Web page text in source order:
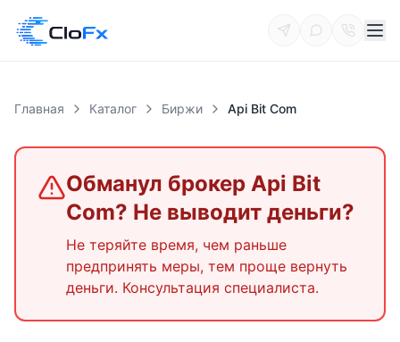
Главная Каталог Биржи Api Bit Com
Обманул брокер Api Bit
Com? Не выводит деньги?
Не теряйте время, чем раньше
предпринять меры, тем проще вернуть
деньги. Консультация специалиста.